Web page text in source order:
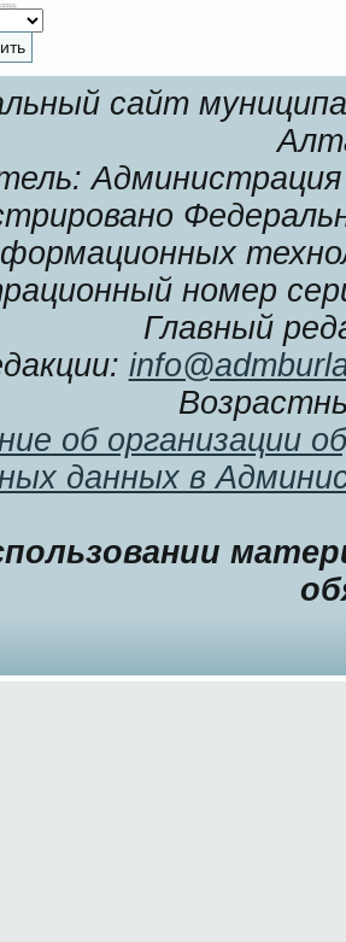
сайт
Администрация
номер
Главный
об организации
данных в